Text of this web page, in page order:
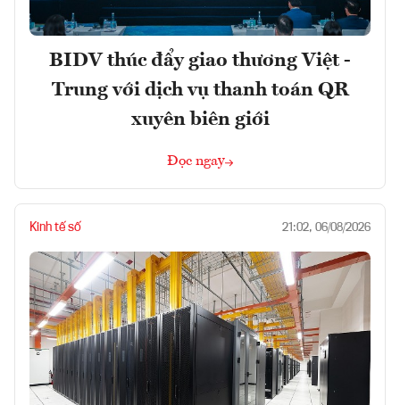
BIDV thúc đẩy giao thương Việt -
Trung với dịch vụ thanh toán QR
xuyên biên giới
Đọc ngay
Kinh tế số 21:02, 06/08/2026